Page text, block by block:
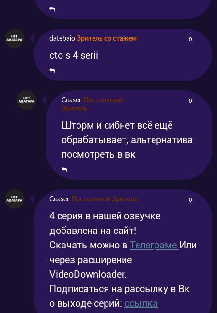
datebaio Зритель со стажем 0
cto s 4 serii
Ceaser Постоянный
Зритель
0
Шторм и сибнет всё ещё
обрабатывает, альтернатива
посмотреть в вк
Ceaser Постоянный Зритель 0
4 серия в нашей озвучке
добавлена на сайт!
Скачать можно в Телеграме Или
через расширение
VideoDownloader.
Подписаться на рассылку в Вк
о выходе серий: ссылка